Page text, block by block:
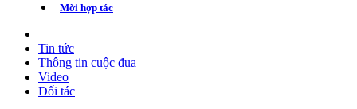
Mời hợp tác
Tin tức
Thông tin cuộc đua
Video
Đối tác